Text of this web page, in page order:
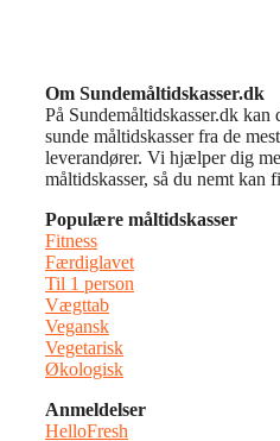
Om Sundemåltidskasser.dk
På Sundemåltidskasser.dk
sunde måltidskasser fra de
leverandører. Vi hjælper dig
måltidskasser, så du nemt kan
Populære måltidskasser
Fitness
Færdiglavet
Til 1 person
Vægttab
Vegansk
Vegetarisk
Økologisk
Anmeldelser
HelloFresh